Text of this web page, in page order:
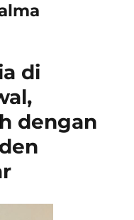
di
dengan